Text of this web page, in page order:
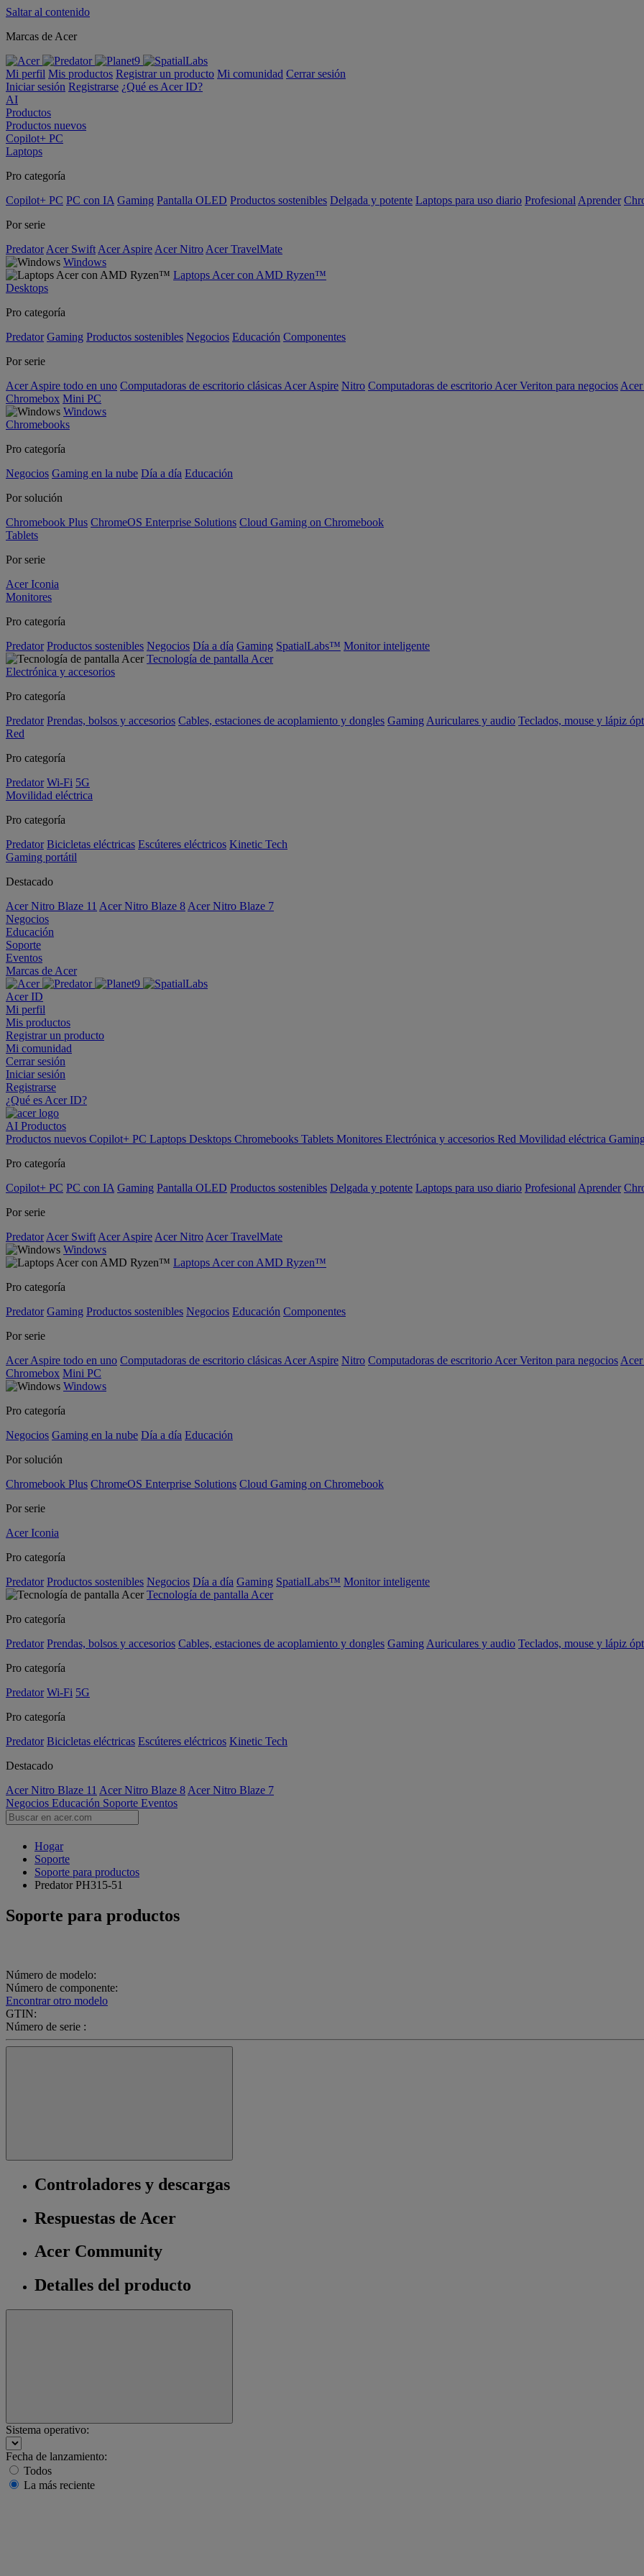
Saltar al contenido
Marcas de Acer
Mi perfil Mis productos Registrar un producto Mi comunidad Cerrar sesión
Iniciar sesión Registrarse ¿Qué es Acer ID?
AI
Productos
Productos nuevos
Copilot+ PC
Laptops
Pro categoría
Copilot+ PC PC con IA Gaming Pantalla OLED Productos sostenibles Delgada y potente Laptops para uso diario Profesional Aprender
Por serie
Predator Acer Swift Acer Aspire Acer Nitro Acer TravelMate
Windows
Laptops Acer con AMD Ryzen™
Desktops
Pro categoría
Predator Gaming Productos sostenibles Negocios Educación Componentes
Por serie
Acer Aspire todo en uno Computadoras de escritorio clásicas Acer Aspire Nitro Computadoras de escritorio Acer Veriton para negocios
Chromebox Mini PC
Windows
Chromebooks
Pro categoría
Negocios Gaming en la nube Día a día Educación
Por solución
Chromebook Plus ChromeOS Enterprise Solutions Cloud Gaming on Chromebook
Tablets
Por serie
Acer Iconia
Monitores
Pro categoría
Predator Productos sostenibles Negocios Día a día Gaming SpatialLabs™ Monitor inteligente
Tecnología de pantalla Acer
Electrónica y accesorios
Pro categoría
Predator Prendas, bolsos y accesorios Cables, estaciones de acoplamiento y dongles Gaming Auriculares y audio Teclados, mouse y lápiz
Red
Pro categoría
Predator Wi-Fi 5G
Movilidad eléctrica
Pro categoría
Predator Bicicletas eléctricas Escúteres eléctricos Kinetic Tech
Gaming portátil
Destacado
Acer Nitro Blaze 11 Acer Nitro Blaze 8 Acer Nitro Blaze 7
Negocios
Educación
Soporte
Eventos
Marcas de Acer
Acer ID
Mi perfil
Mis productos
Registrar un producto
Mi comunidad
Cerrar sesión
Iniciar sesión
Registrarse
¿Qué es Acer ID?
AI Productos
Productos nuevos Copilot+ PC Laptops Desktops Chromebooks Tablets Monitores Electrónica y accesorios Red Movilidad eléctrica
Pro categoría
Copilot+ PC PC con IA Gaming Pantalla OLED Productos sostenibles Delgada y potente Laptops para uso diario Profesional Aprender
Por serie
Predator Acer Swift Acer Aspire Acer Nitro Acer TravelMate
Windows
Laptops Acer con AMD Ryzen™
Pro categoría
Predator Gaming Productos sostenibles Negocios Educación Componentes
Por serie
Acer Aspire todo en uno Computadoras de escritorio clásicas Acer Aspire Nitro Computadoras de escritorio Acer Veriton para negocios
Chromebox Mini PC
Windows
Pro categoría
Negocios Gaming en la nube Día a día Educación
Por solución
Chromebook Plus ChromeOS Enterprise Solutions Cloud Gaming on Chromebook
Por serie
Acer Iconia
Pro categoría
Predator Productos sostenibles Negocios Día a día Gaming SpatialLabs™ Monitor inteligente
Tecnología de pantalla Acer
Pro categoría
Predator Prendas, bolsos y accesorios Cables, estaciones de acoplamiento y dongles Gaming Auriculares y audio Teclados, mouse y lápiz
Pro categoría
Predator Wi-Fi 5G
Pro categoría
Predator Bicicletas eléctricas Escúteres eléctricos Kinetic Tech
Destacado
Acer Nitro Blaze 11 Acer Nitro Blaze 8 Acer Nitro Blaze 7
Negocios Educación Soporte Eventos
Hogar
Soporte
Soporte para productos
Predator PH315-51
Soporte para productos
Número de modelo:
Número de componente:
Encontrar otro modelo
GTIN:
Número de serie :
Controladores y descargas
Respuestas de Acer
Acer Community
Detalles del producto
Sistema operativo:
Fecha de lanzamiento:
Todos
La más reciente